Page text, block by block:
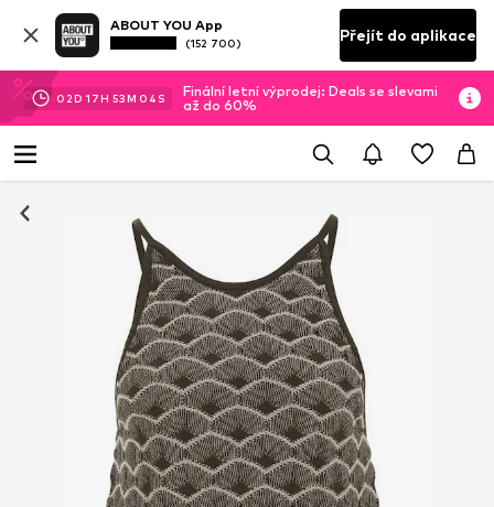
ABOUT YOU App
(152 700) Přejít do aplikace
02D 17H 53M 04 S
Finální letní výprodej: Deals se slevami
až do 60%